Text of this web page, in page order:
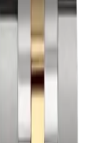
55023-0021